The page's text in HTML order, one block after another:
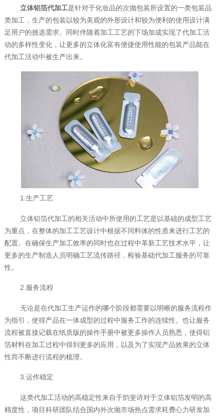
立体铝箔代加工是针对于化妆品的次抛包装所设置的一类包装品
类加工，生产的包装以较为美观的外形设计和较为便利的使用设计满
足用户的挑选需求。同时伴随着加工工艺的下场加成实现了代加工活
动的多样性变化，让更多的立体化富有便捷使用性能的包装产品能在
代加工活动中被生产出来。
1.生产工艺
立体铝箔代加工的相关活动中所使用的工艺是以基础的成型工艺
为重点，在整体的加工工艺设计中根据不同料体的性质来进行工艺的
配置。在确保生产加工效率的同时也在过程中革新工艺技术水平，让
更多的生产制造人员明确工艺流传路径，检验基础代加工服务的可靠
性。
2.服务流程
无论是在代加工生产运作的哪个阶段都需要以明晰的服务流程作
为指引，使得产品在一体成型的过程中服务工作的连续性。也让服务
流程被直接记载在纸质版的操作手册中被更多操作人员熟悉，使得铝
箔材料在加工过程中得到更多的应用，以及为了实现产品效果的立体
性而不断进行流程的梳理。
3.运作稳定
这类代加工活动的高稳定性来自于韵斐诗对于立体铝箔发明的高
精度性，项目科研团队结合国内外次抛市场热点需求耗费心力研发加